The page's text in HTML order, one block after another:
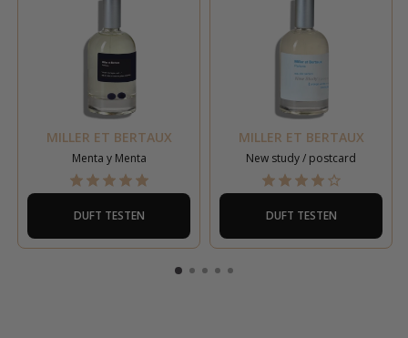
MILLER ET BERTAUX
Menta y Menta
DUFT TESTEN
MILLER ET BERTAUX
New study / postcard
DUFT TESTEN